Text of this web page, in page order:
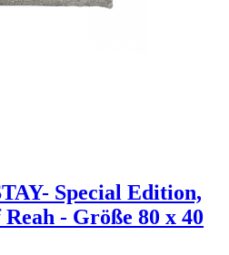
Special Edition,
- Größe 80 x 40